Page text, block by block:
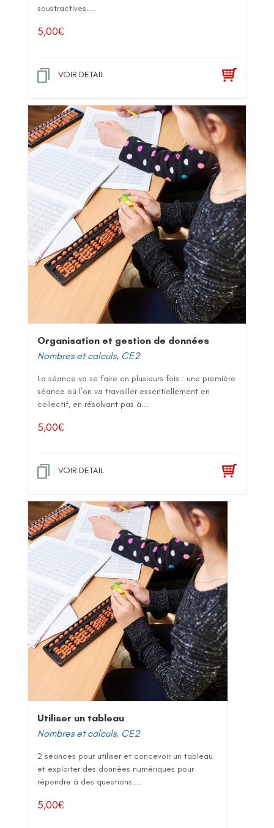
soustractives....
5,00€
VOIR DETAIL
Organisation et gestion de données
Nombres et calculs, CE2
La séance va se faire en plusieurs fois : une première
séance où l’on va travailler essentiellement en
collectif, en résolvant pas à...
5,00€
VOIR DETAIL
Utiliser un tableau
Nombres et calculs, CE2
2 séances pour utiliser et concevoir un tableau
et exploiter des données numériques pour
répondre à des questions....
5,00€